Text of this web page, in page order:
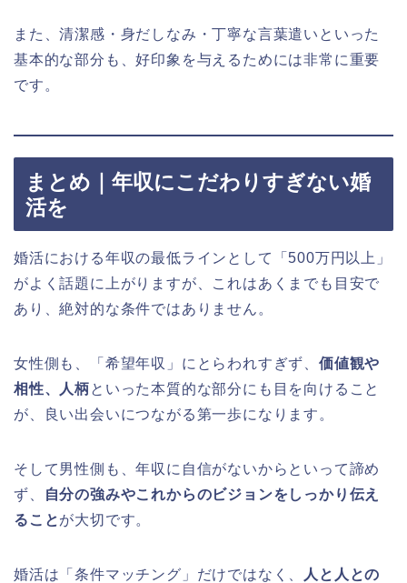
また、清潔感・身だしなみ・丁寧な言葉遣いといった
基本的な部分も、好印象を与えるためには非常に重要
です。
まとめ｜年収にこだわりすぎない婚
活を
婚活における年収の最低ラインとして「500万円以上」
がよく話題に上がりますが、これはあくまでも目安で
あり、絶対的な条件ではありません。
女性側も、「希望年収」にとらわれすぎず、 価値観や
相性、人柄といった本質的な部分にも目を向けること
が、良い出会いにつながる第一歩になります。
そして男性側も、年収に自信がないからといって諦め
ず、
自分の強みやこれからのビジョンをしっかり伝え
ることが大切です。
婚活は「条件マッチング」だけではなく、
人と人との